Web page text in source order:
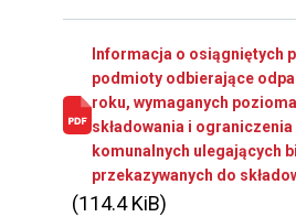
Informacja o osiągniętych
podmioty odbierające
roku, wymaganych
składowania i
komunalnych ulegających
przekazywanych do
(114.4 KiB)